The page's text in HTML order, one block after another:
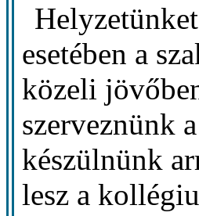
esetében a
közeli
szerveznünk
készülnünk
lesz a